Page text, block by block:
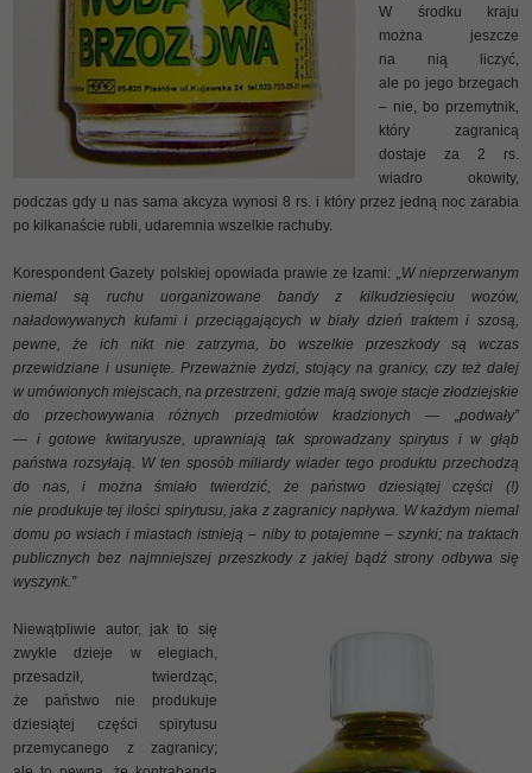
W środku kraju
można jeszcze
na nią liczyć,
ale po jego brzegach
– nie, bo przemytnik,
który zagranicą
dostaje za 2 rs.
wiadro okowity,
podczas gdy u nas sama akcyza wynosi 8 rs. i który przez jedną noc zarabia
po kilkanaście rubli, udaremnia wszelkie rachuby.
Korespondent Gazety polskiej opowiada prawie ze łzami: „W nieprzerwanym
niemal są ruchu uorganizowane bandy z kilkudziesięciu wozów,
naładowywanych kufami i przeciągających w biały dzień traktem i szosą,
pewne, że ich nikt nie zatrzyma, bo wszelkie przeszkody są wczas
przewidziane i usunięte. Przeważnie żydzi, stojący na granicy, czy też dalej
w umówionych miejscach, na przestrzeni, gdzie mają swoje stacje złodziejskie
do przechowywania różnych przedmiotów kradzionych — „podwały”
— i gotowe kwitaryusze, uprawniają tak sprowadzany spirytus i w głąb
państwa rozsyłają. W ten sposób miliardy wiader tego produktu przechodzą
do nas, i można śmiało twierdzić, że państwo dziesiątej części (!)
nie produkuje tej ilości spirytusu, jaka z zagranicy napływa. W każdym niemal
domu po wsiach i miastach istnieją – niby to potajemne – szynki; na traktach
publicznych bez najmniejszej przeszkody z jakiej bądź strony odbywa się
wyszynk.”
Niewątpliwie autor, jak to się
zwykle dzieje w elegiach,
przesadził, twierdząc,
że państwo nie produkuje
dziesiątej części spirytusu
przemycanego z zagranicy;